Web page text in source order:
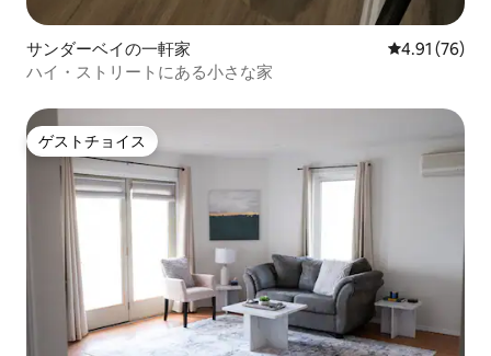
サンダーベイの一軒家 レビュー76
4.91 (76)
ハイ・ストリートにある小さな家
ゲストチョイス
ゲストチョイス